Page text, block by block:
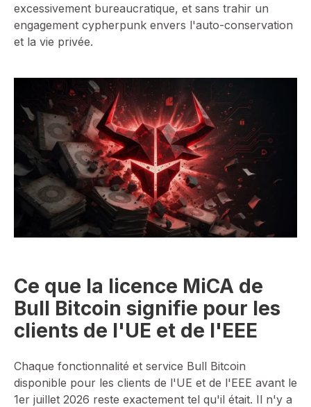
excessivement bureaucratique, et sans trahir un
engagement cypherpunk envers l'auto-conservation
et la vie privée.
Ce que la licence MiCA de
Bull Bitcoin signifie pour les
clients de l'UE et de l'EEE
Chaque fonctionnalité et service Bull Bitcoin
disponible pour les clients de l'UE et de l'EEE avant le
1er juillet 2026 reste exactement tel qu'il était. Il n'y a